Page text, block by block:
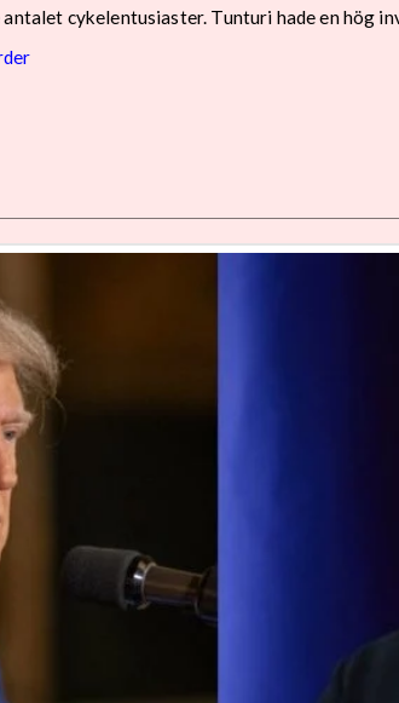
cykelentusiaster. Tunturi hade en